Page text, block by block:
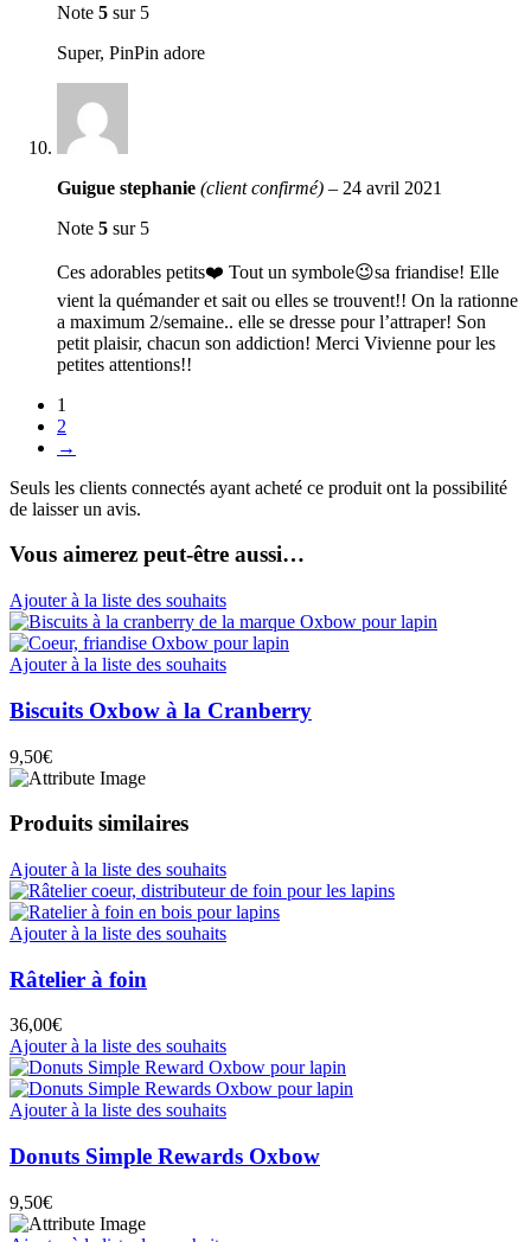
Note 5 sur 5
Super, PinPin adore
Guigue stephanie (client confirmé) – 24 avril 2021
Note 5 sur 5
Ces adorables petits❤️ Tout un symbole😉sa friandise! Elle
vient la quémander et sait ou elles se trouvent!! On la rationne
a maximum 2/semaine.. elle se dresse pour l’attraper! Son
petit plaisir, chacun son addiction! Merci Vivienne pour les
petites attentions!!
1
2
→
Seuls les clients connectés ayant acheté ce produit ont la possibilité
de laisser un avis.
Vous aimerez peut-être aussi…
Ajouter à la liste des souhaits
Ajouter à la liste des souhaits
Biscuits Oxbow à la Cranberry
9,50€
Produits similaires
Ajouter à la liste des souhaits
Ajouter à la liste des souhaits
Râtelier à foin
36,00€
Ajouter à la liste des souhaits
Ajouter à la liste des souhaits
Donuts Simple Rewards Oxbow
9,50€